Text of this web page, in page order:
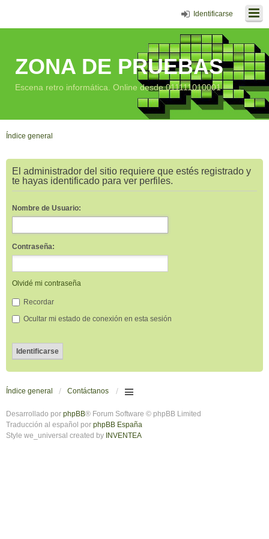
Identificarse
ZONA DE PRUEBAS
Escena retro informática. Online desde 011111010001
Índice general
El administrador del sitio requiere que estés registrado y
te hayas identificado para ver perfiles.
Nombre de Usuario:
Contraseña:
Olvidé mi contraseña
Recordar
Ocultar mi estado de conexión en esta sesión
Índice general Contáctanos
Desarrollado por phpBB® Forum Software © phpBB Limited
Traducción al español por phpBB España
Style we_universal created by INVENTEA